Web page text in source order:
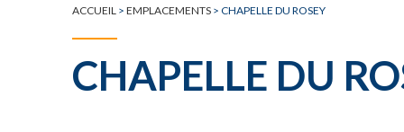
ACCUEIL > EMPLACEMENTS > CHAPELLE DU ROSEY
CHAPELLE DU